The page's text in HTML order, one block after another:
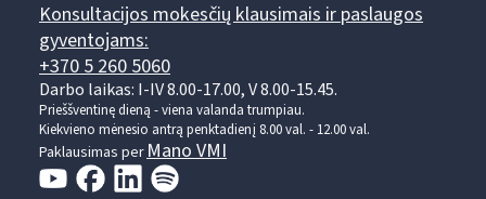
Konsultacijos mokesčių klausimais ir paslaugos
gyventojams:
+370 5 260 5060
Darbo laikas: I-IV 8.00-17.00, V 8.00-15.45.
Prieššventinę dieną - viena valanda trumpiau.
Kiekvieno mėnesio antrą penktadienį 8.00 val. - 12.00 val.
Paklausimas perMano VMI